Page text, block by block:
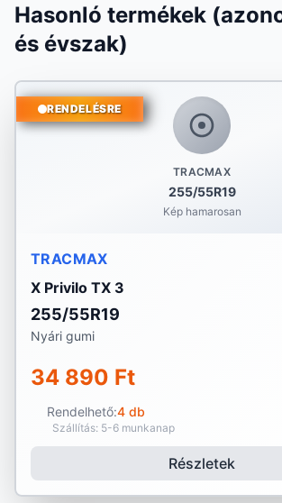
Hasonló termékek
és évszak)
TRACMAX
255/55R19
Kép hamarosan
RENDELÉSRE
TRACMAX
X Privilo TX 3
255/55R19
Nyári gumi
34 890 Ft
Rendelhető:4 db
Szállítás: 5-6 munkanap
Részletek